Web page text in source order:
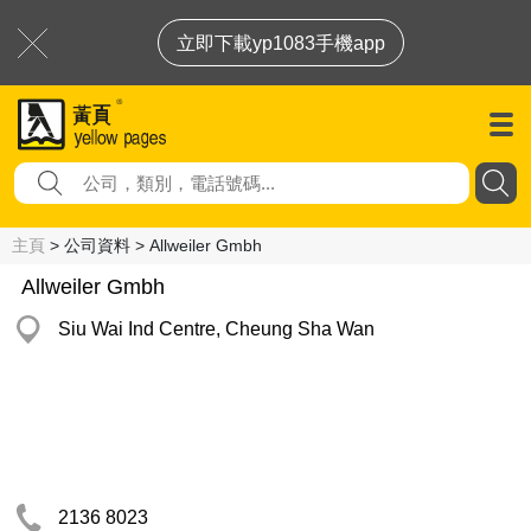
立即下載yp1083手機app
主頁 > 公司資料 > Allweiler Gmbh
Allweiler Gmbh
Siu Wai Ind Centre, Cheung Sha Wan
2136 8023